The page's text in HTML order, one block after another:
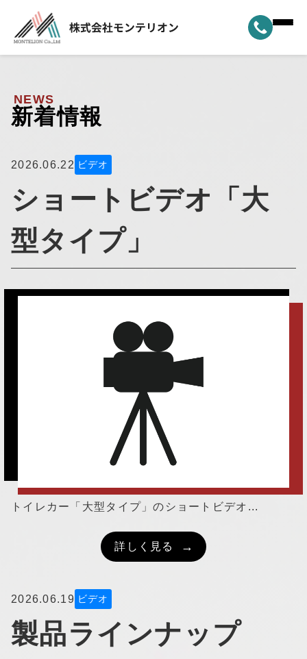
ホーム
選ばれる理由
製品ラインナップ
納車実績
モンテリオンについて
NEWS
新着情報
2026.06.22 ビデオ
ショートビデオ「大
型タイプ」
トイレカー「大型タイプ」のショートビデオ...
詳しく見る
2026.06.19 ビデオ
製品ラインナップ